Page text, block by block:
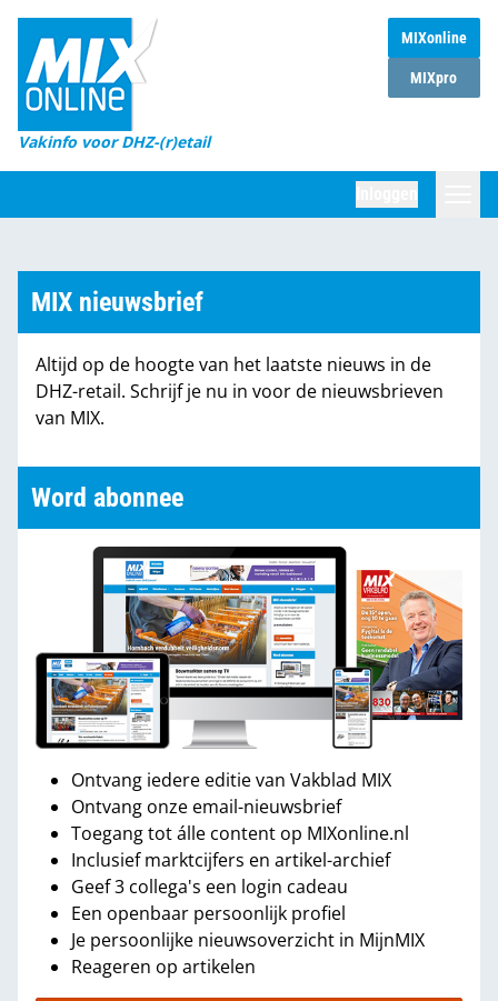
MIXonline
MIXpro
Vakinfo voor DHZ-(r)etail
Home
Magazines
DHZ Sessie
Marktcijfers
Partners
MIX nieuwsbrief
Altijd op de hoogte van het laatste nieuws in de
DHZ-retail. Schrijf je nu in voor de nieuwsbrieven
van MIX.
Word abonnee
Ontvang iedere editie van Vakblad MIX
Ontvang onze email-nieuwsbrief
Toegang tot álle content op MIXonline.nl
Inclusief marktcijfers en artikel-archief
Geef 3 collega's een login cadeau
Een openbaar persoonlijk profiel
Je persoonlijke nieuwsoverzicht in MijnMIX
Reageren op artikelen